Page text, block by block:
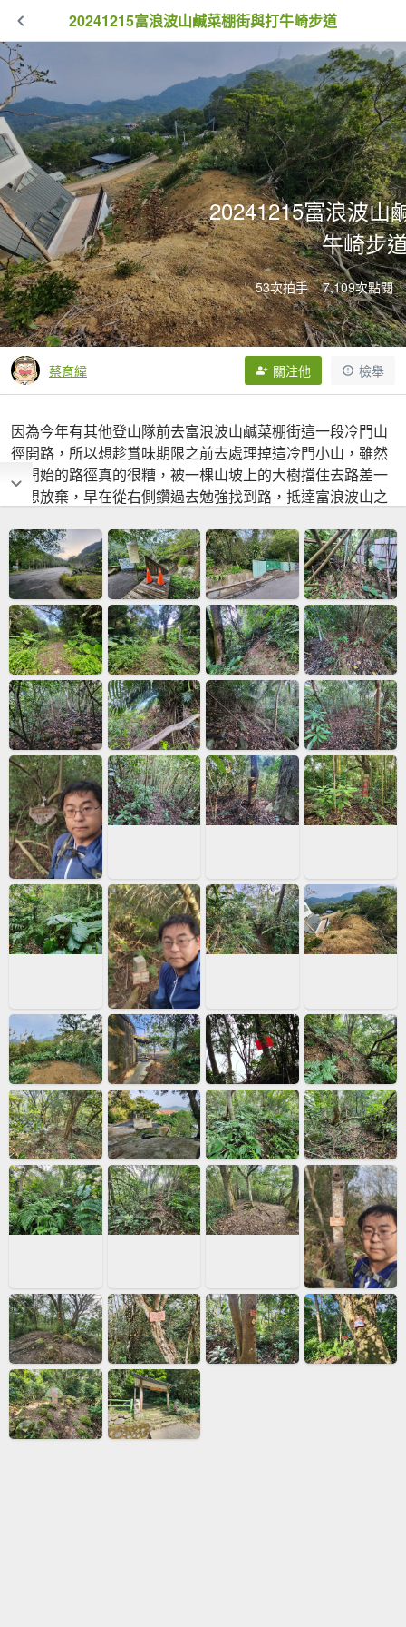
20241215富浪波山鹹菜棚街與打牛崎步道
20241215富浪波山
牛崎步
53次拍手 7,109次點閱
蔡育緯 關注他 檢舉
因為今年有其他登山隊前去富浪波山鹹菜棚街這一段冷門山
徑開路，所以想趁賞味期限之前去處理掉這冷門小山，雖然
剛開始的路徑真的很糟，被一棵山坡上的大樹擋住去路差一
點想放棄，早在從右側鑽過去勉強找到路，抵達富浪波山之
打牛崎步道整個走一遍。